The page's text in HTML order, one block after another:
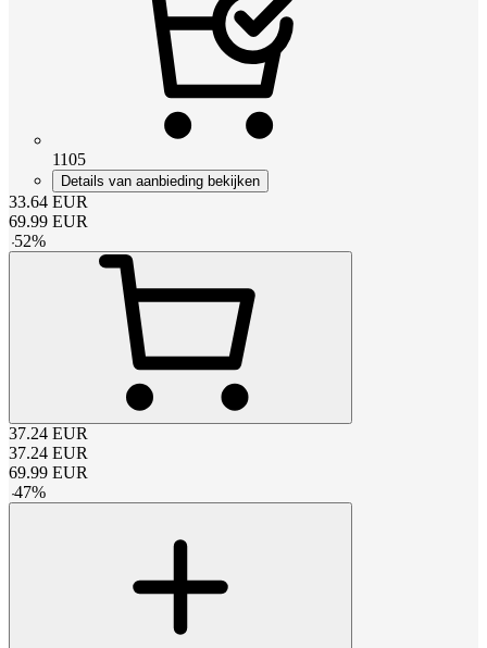
1105
Details van aanbieding bekijken
33.64 EUR
69.99 EUR
-52%
37.24 EUR
37.24 EUR
69.99 EUR
-47%